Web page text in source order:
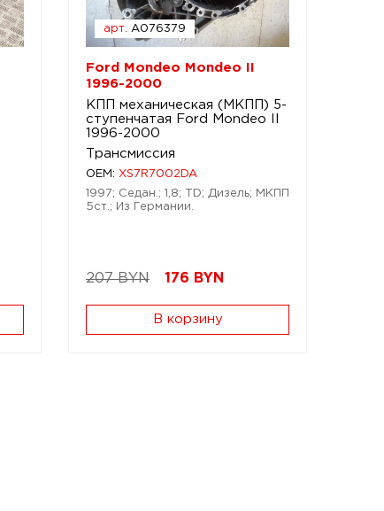
арт. A076379
Ford Mondeo Mondeo II
1996-2000
КПП механическая (МКПП) 5-
ступенчатая Ford Mondeo II
1996-2000
Трансмиссия
OEM: XS7R7002DA
1997; Седан.; 1,8; TD; Дизель; МКПП
5ст.; Из Германии.
207 BYN 176 BYN
В корзину